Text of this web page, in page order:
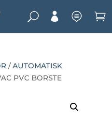
U   
/AUTOMATISK
PVC BORSTE